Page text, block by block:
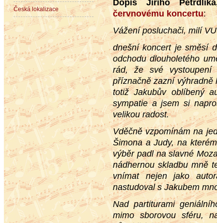
Česká lokalizace
Dopis Jiřího
červnovému koncertu:
Vážení posluchači, milí
dnešní koncert je směsí
odchodu dlouholetého
rád, že své
příznačně zazní výhradně
totiž Jakubův oblíbený
sympatie a jsem si
velikou radost.
Vděčně vzpomínám na
Šimona a Judy, na
výběr padl na slavné
nádhernou skladbu mně
vnímat nejen jako
nastudoval s Jakubem
Nad partiturami
mimo sborovou sféru,